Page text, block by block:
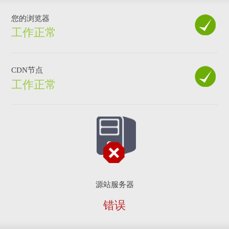
您的浏览器
工作正常
CDN节点
工作正常
源站服务器
错误